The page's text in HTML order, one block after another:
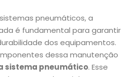
pneumáticos, a
é fundamental para garantir
dos equipamentos.
dessa manutenção
sistema pneumático. Esse